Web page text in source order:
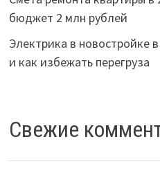
бюджет 2 млн рублей
Электрика в новостройке
и как избежать перегруза
Свежие